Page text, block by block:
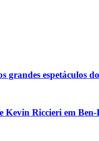
grandes espetáculos
Kevin Riccieri em